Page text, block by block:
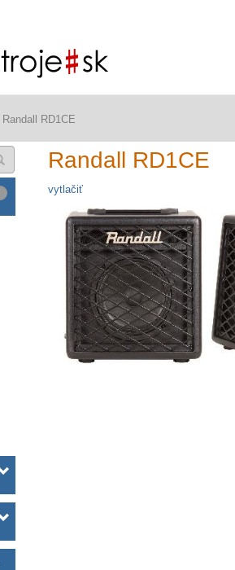
Randall RD1CE
Randall RD1CE
vytlačiť